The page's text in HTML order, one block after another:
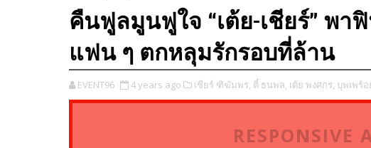
คืนฟูลมูนฟูใจ “เต้ย-เชียร์” พา
แฟน ๆ ตกหลุมรักรอบที่ล้าน
EVENT96 4 years ago เชียร์ ฑิฆัมพร, ตี๋ ธนพล, เต้ย พงศกร, บุพเพร้อ
RESPONSIVE